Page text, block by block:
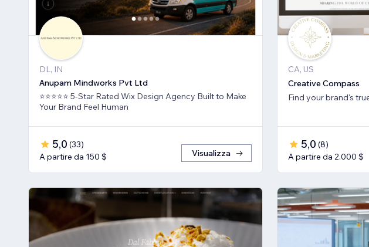
DL, IN
Anupam Mindworks Pvt Ltd
⭐⭐⭐⭐⭐ 5-Star Rated Wix Design Agency Built to Make
Your Brand Feel Human
5,0 (33)
A partire da 150 $
Visualizza
CA, US
Creative Compass
Find your brand's
5,0 (8)
A partire da 2.000 $